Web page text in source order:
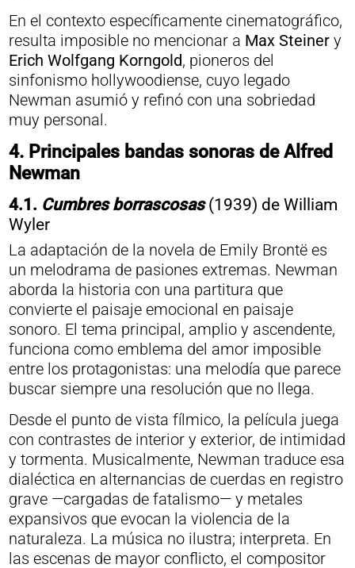
En el contexto específicamente cinematográfico,
resulta imposible no mencionar a Max Steinery
Erich Wolfgang Korngold, pioneros del
sinfonismo hollywoodiense, cuyo legado
Newman asumió y refinó con una sobriedad
muy personal.
4. Principales bandas sonoras de Alfred
Newman
4.1. Cumbres borrascosas (1939) de William
Wyler
La adaptación de la novela de Emily Brontë es
un melodrama de pasiones extremas. Newman
aborda la historia con una partitura que
convierte el paisaje emocional en paisaje
sonoro. El tema principal, amplio y ascendente,
funciona como emblema del amor imposible
entre los protagonistas: una melodía que parece
buscar siempre una resolución que no llega.
Desde el punto de vista fílmico, la película juega
con contrastes de interior y exterior, de intimidad
y tormenta. Musicalmente, Newman traduce esa
dialéctica en alternancias de cuerdas en registro
grave —cargadas de fatalismo— y metales
expansivos que evocan la violencia de la
naturaleza. La música no ilustra; interpreta. En
las escenas de mayor conflicto, el compositor